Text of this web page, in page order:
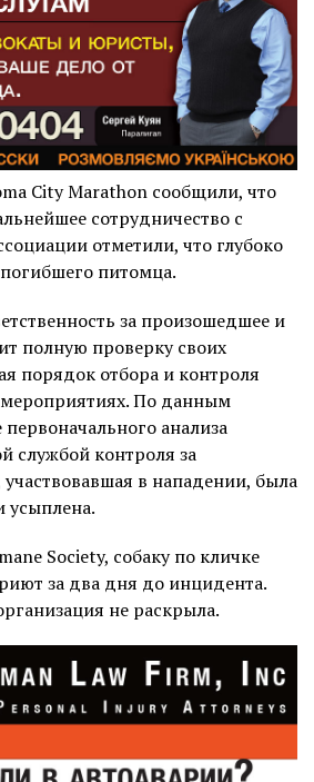
City Marathon сообщили, что
сотрудничество с
отметили, что глубоко
питомца.
за произошедшее и
полную проверку своих
порядок отбора и контроля
По данным
анализа
службой контроля за
в нападении, была
усыплена.
Society, собаку по кличке
за два дня до инцидента.
не раскрыла.